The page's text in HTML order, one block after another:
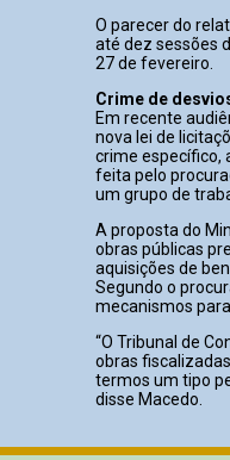
O parecer do
até dez sessões
27 de fevereiro.
Crime de
Em recente
nova lei de
crime específico,
feita pelo
um grupo de
A proposta do
obras públicas
aquisições de
Segundo o
mecanismos
“O Tribunal de
obras
termos um tipo
disse Macedo.